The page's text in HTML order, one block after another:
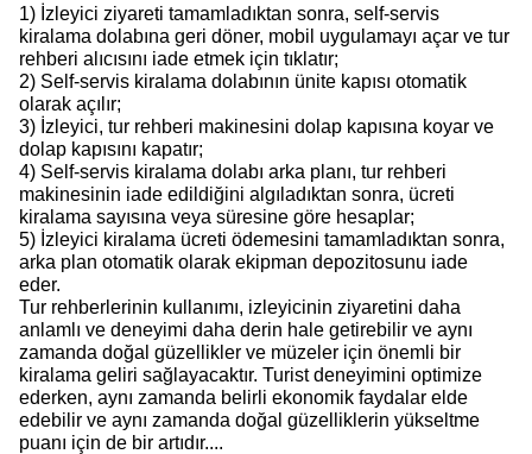
1) İzleyici ziyareti tamamladıktan sonra, self-servis
kiralama dolabına geri döner, mobil uygulamayı açar ve tur
rehberi alıcısını iade etmek için tıklatır;
2) Self-servis kiralama dolabının ünite kapısı otomatik
olarak açılır;
3) İzleyici, tur rehberi makinesini dolap kapısına koyar ve
dolap kapısını kapatır;
4) Self-servis kiralama dolabı arka planı, tur rehberi
makinesinin iade edildiğini algıladıktan sonra, ücreti
kiralama sayısına veya süresine göre hesaplar;
5) İzleyici kiralama ücreti ödemesini tamamladıktan sonra,
arka plan otomatik olarak ekipman depozitosunu iade
eder.
Tur rehberlerinin kullanımı, izleyicinin ziyaretini daha
anlamlı ve deneyimi daha derin hale getirebilir ve aynı
zamanda doğal güzellikler ve müzeler için önemli bir
kiralama geliri sağlayacaktır. Turist deneyimini optimize
ederken, aynı zamanda belirli ekonomik faydalar elde
edebilir ve aynı zamanda doğal güzelliklerin yükseltme
puanı için de bir artıdır....